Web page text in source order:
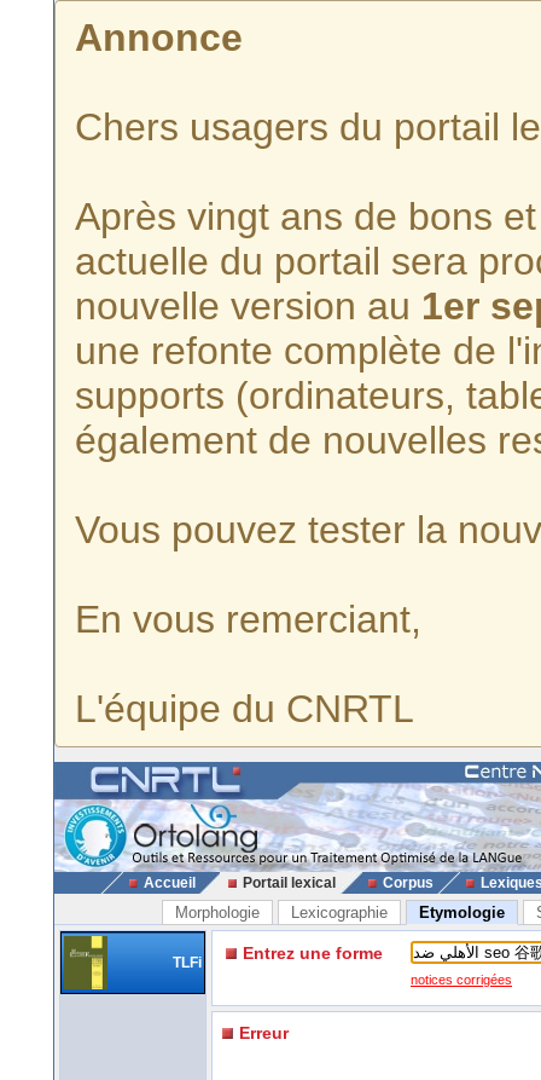
Annonce
Chers usagers du portail
Après vingt ans de bons
actuelle du portail sera
nouvelle version au 1er
une refonte complète de
supports (ordinateurs,
également de nouvelles
Vous pouvez tester la
En vous remerciant,
L'équipe du CNRTL
Accueil Portail lexical Corpus
Morphologie Lexicographie Etymologie
TLFi Entrez une forme
notices corrigées
Erreur